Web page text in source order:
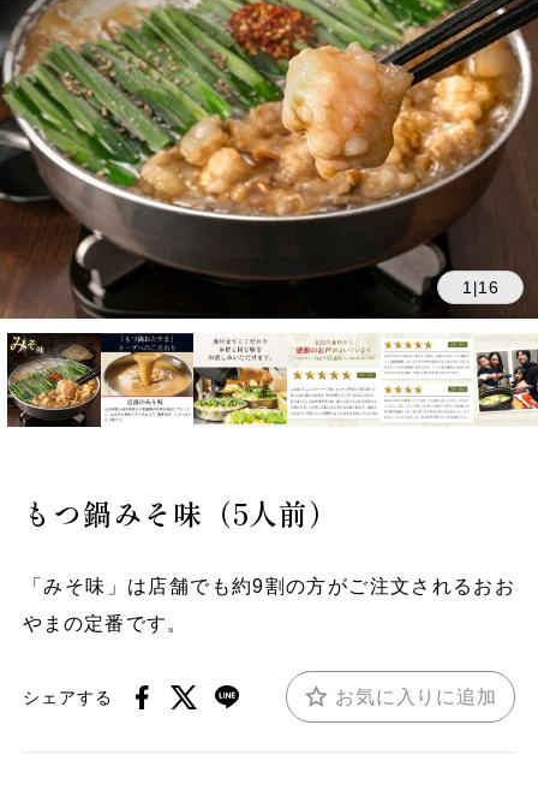
1 |16
もつ鍋みそ味（5人前）
「みそ味」は店舗でも約9割の方がご注文されるおお
やまの定番です。
シェアする お気に入りに追加